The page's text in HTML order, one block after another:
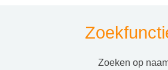
zoeken op